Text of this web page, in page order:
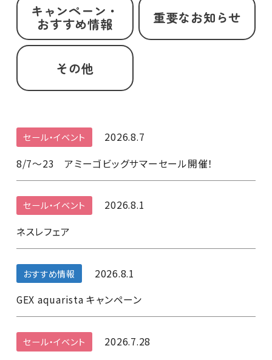
キャンペーン・
おすすめ情報 重要なお知らせ
その他
セール・イベント
2026.8.7
8/7～23 アミーゴビッグサマーセール開催！
セール・イベント
2026.8.1
ネスレフェア
おすすめ情報
2026.8.1
GEX aquarista キャンペーン
セール・イベント
2026.7.28